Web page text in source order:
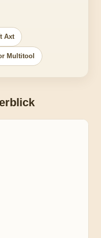
Axt
Multitool